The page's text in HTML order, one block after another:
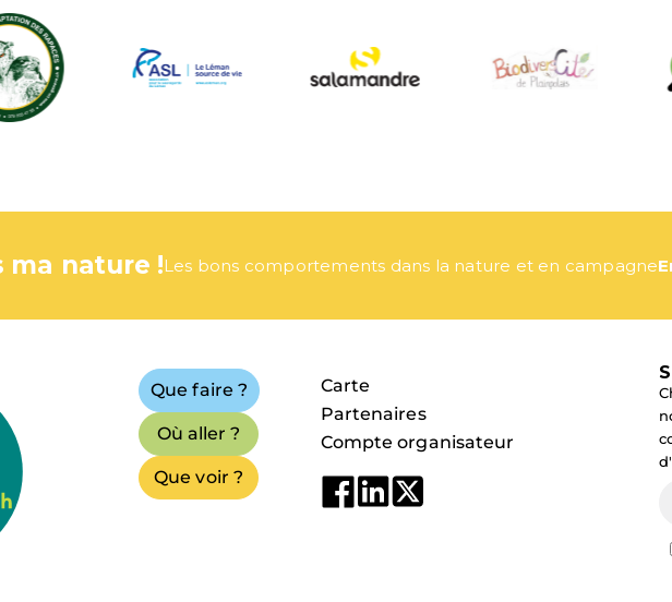
ma nature !Les bons comportements dans la nature et en campagne
Que faire ?
Où aller ?
Que voir ?
Carte
Partenaires
Compte organisateur